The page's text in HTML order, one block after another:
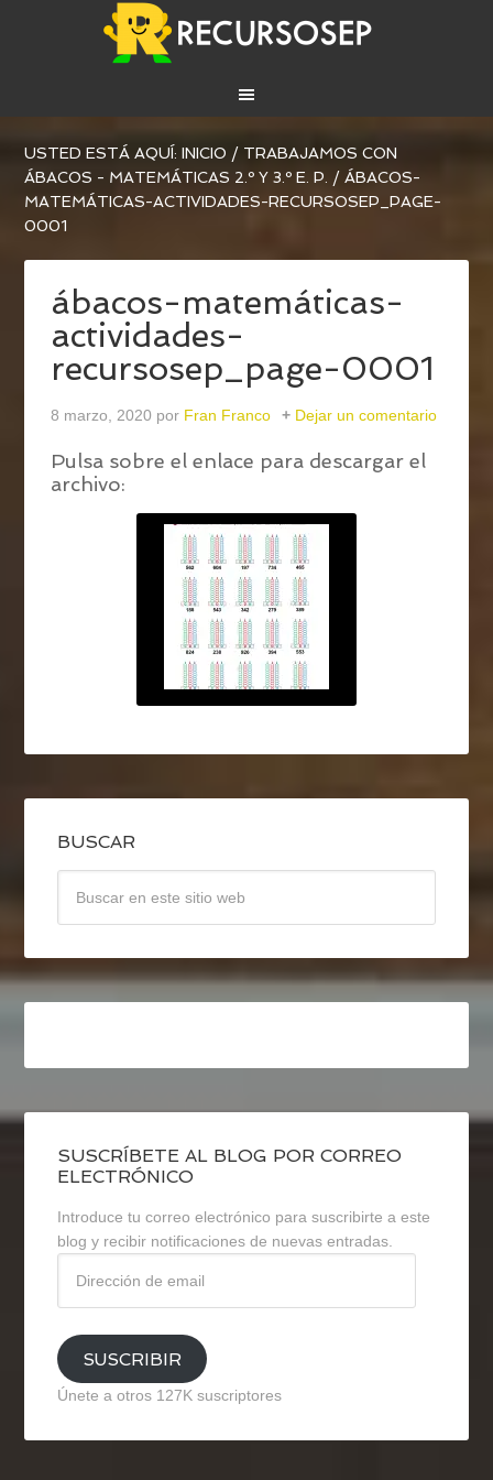
USTED ESTÁ AQUÍ:INICIO / TRABAJAMOS CON
ÁBACOS - MATEMÁTICAS 2.º Y 3.º E. P. / ÁBACOS-
MATEMÁTICAS-ACTIVIDADES-RECURSOSEP_PAGE-
0001
ábacos-matemáticas-
actividades-
recursosep_page-0001
8 marzo, 2020 por Fran Franco Dejar un comentario
Pulsa sobre el enlace para descargar el
archivo:
BUSCAR
SUSCRÍBETE AL BLOG POR CORREO
ELECTRÓNICO
Introduce tu correo electrónico para suscribirte a este
blog y recibir notificaciones de nuevas entradas.
email
SUSCRIBIR
Únete a otros 127K suscriptores